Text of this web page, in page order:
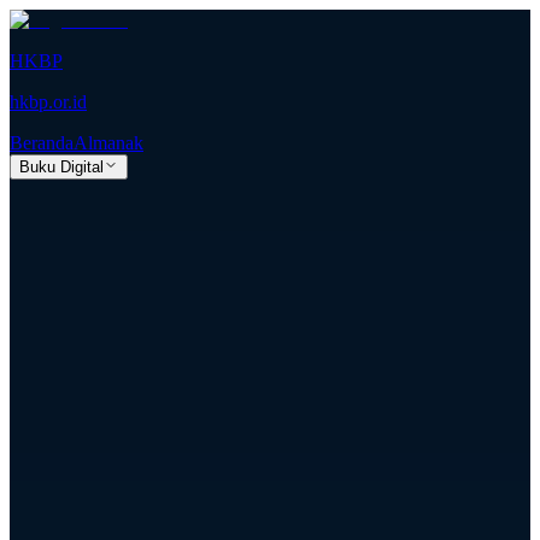
HKBP
hkbp.or.id
BerandaAlmanak
Buku Digital